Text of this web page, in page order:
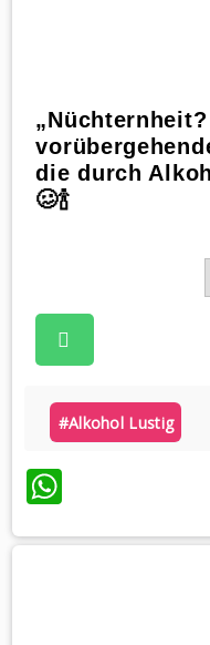
die durch
🥴🍾
#alkohol Lustig
WhatsApp